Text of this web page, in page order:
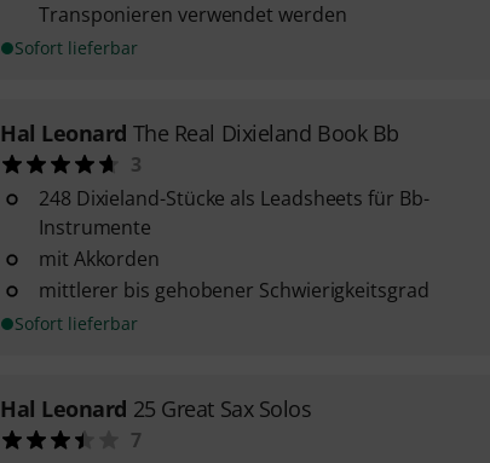
Transponieren verwendet werden
Sofort lieferbar
Hal Leonard The Real Dixieland Book Bb
3
248 Dixieland-Stücke als Leadsheets für Bb-
Instrumente
mit Akkorden
mittlerer bis gehobener Schwierigkeitsgrad
Sofort lieferbar
Hal Leonard 25 Great Sax Solos
7